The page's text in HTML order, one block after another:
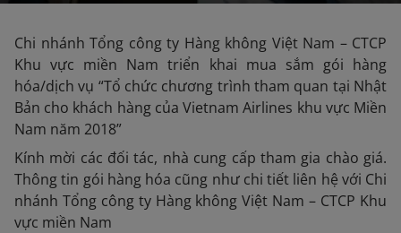
Chi nhánh Tổng công ty Hàng không Việt Nam – CTCP
Khu vực miền Nam triển khai mua sắm gói hàng
hóa/dịch vụ “Tổ chức chương trình tham quan tại Nhật
Bản cho khách hàng của Vietnam Airlines khu vực Miền
Nam năm 2018”
Kính mời các đối tác, nhà cung cấp tham gia chào giá.
Thông tin gói hàng hóa cũng như chi tiết liên hệ với Chi
nhánh Tổng công ty Hàng không Việt Nam – CTCP Khu
vực miền Nam